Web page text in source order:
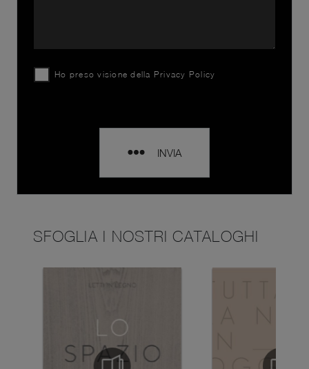
Ho preso visione della Privacy Policy
INVIA
SFOGLIA I NOSTRI CATALOGHI